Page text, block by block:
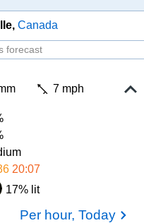
Canada
forecast
7 mph
20:07
17% lit
Per hour, Today